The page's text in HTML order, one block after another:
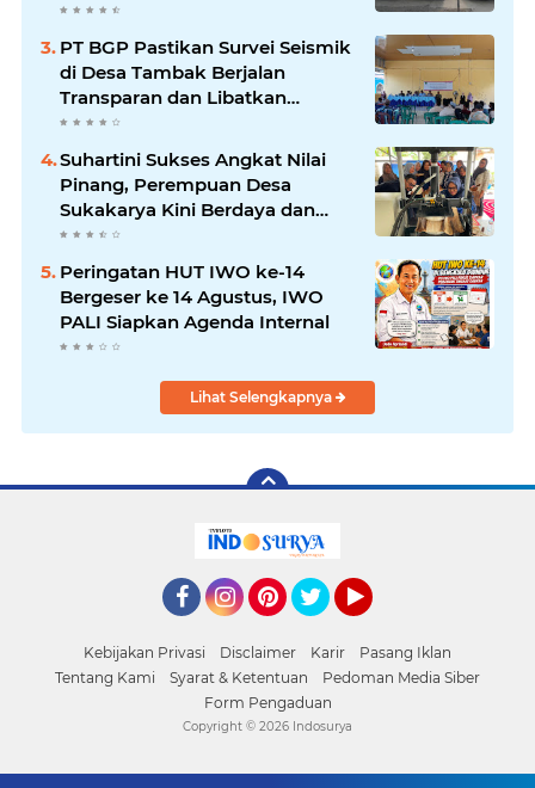
PT BGP Pastikan Survei Seismik
di Desa Tambak Berjalan
Transparan dan Libatkan
Masyarakat
Suhartini Sukses Angkat Nilai
Pinang, Perempuan Desa
Sukakarya Kini Berdaya dan
Mandiri
Peringatan HUT IWO ke-14
Bergeser ke 14 Agustus, IWO
PALI Siapkan Agenda Internal
Lihat Selengkapnya
Kebijakan Privasi Disclaimer Karir
Pasang Iklan
Tentang Kami
Syarat & Ketentuan
Pedoman Media Siber
Form Pengaduan
Copyright © 2026 Indosurya